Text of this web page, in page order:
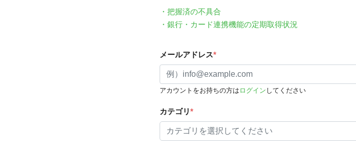
・把握済の不具合
・銀行・カード連携機能の定期取得状況
メールアドレス*
アカウントをお持ちの方は ログイン してください
カテゴリ*